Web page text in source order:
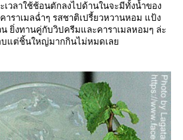
เวลาใช้ช้อนตักลงไปด้านในจะมีทั้งน้ำของ
าราเมลฉ่ำๆ รสชาติเปรี้ยวหวานหอม แป้ง
ยิ่งทานคู่กับวิปครีมและคาราเมลหอมๆ ล่ะ
บแต่ชิ้นใหญ่มากกินไม่หมดเล